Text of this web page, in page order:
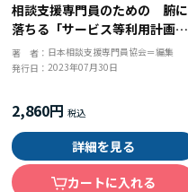
相談支援専門員のための 腑に
落ちる「サービス等利用計画」
＆「モニタリング報告書」のつ
くり方
著 者： 日本相談支援専門員協会＝編集
発行日：2023年07月30日
2,860円
詳細を見る
カートに入れる